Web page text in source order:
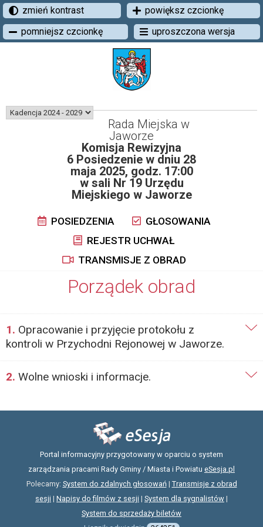
zmień kontrast
powiększ czcionkę
pomniejsz czcionkę
uproszczona wersja
Rada Miejska w
Jaworze
Komisja Rewizyjna
6 Posiedzenie w dniu 28
maja 2025, godz. 17:00
w sali Nr 19 Urzędu
Miejskiego w Jaworze
POSIEDZENIA
GŁOSOWANIA
REJESTR UCHWAŁ
TRANSMISJE Z OBRAD
Porządek obrad
1. Opracowanie i przyjęcie protokołu z
kontroli w Przychodni Rejonowej w Jaworze.
2. Wolne wnioski i informacje.
Portal informacyjny przygotowany w oparciu o system
zarządzania pracami Rady Gminy / Miasta i Powiatu eSesja.pl
Polecamy: System do zdalnych głosowań| Transmisje z obrad
sesji | Napisy do filmów z sesji | System dla sygnalistów |
System do sprzedaży biletów